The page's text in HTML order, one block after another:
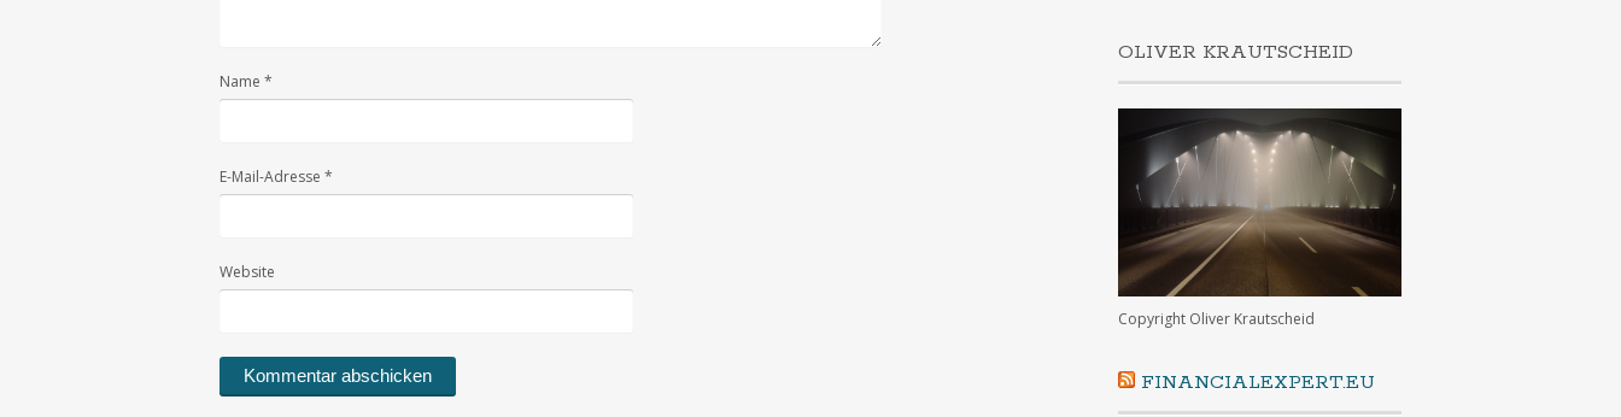
Name *
E-Mail-Adresse *
Website
OLIVER KRAUTSCHEID
Copyright Oliver Krautscheid
FINANCIALEXPERT.EU